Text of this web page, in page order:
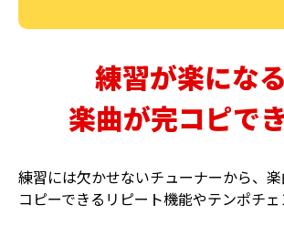
DELAY
練習が楽にな
楽曲が完コピで
練習には欠かせないチューナーから、
コピーできるリピート機能やテンポチ